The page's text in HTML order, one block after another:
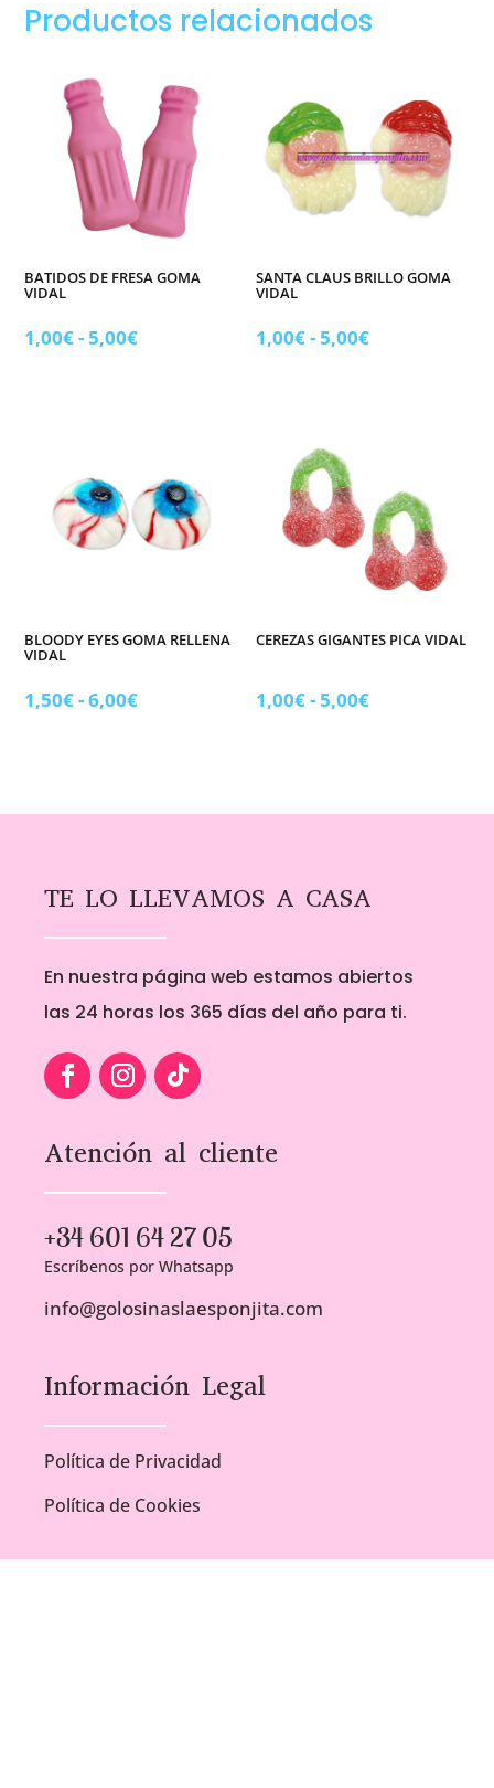
vidal
Productos relacionados
BATIDOS DE FRESA GOMA
VIDAL
1,00€-5,00€Rango
hasta
5,00€
SANTA CLAUS BRILLO GOMA
VIDAL
1,00€-5,00€Rango
5,00€
BLOODY EYES GOMA RELLENA
VIDAL
1,50€-6,00€Rango
1,50€
CEREZAS GIGANTES PICA VIDAL
1,00€-5,00€Rango
1,00€
TE LO LLEVAMOS A CASA
En nuestra página web estamos abiertos
las 24 horas los 365 días del año para ti.
Atención al cliente
+34 601 64 27 05
Escríbenos por Whatsapp
info@golosinaslaesponjita.com
Información Legal
Política de Privacidad
Política de Cookies